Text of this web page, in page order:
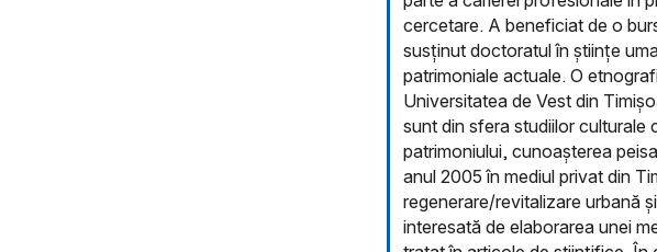
cercetare. A beneficiat de o
susținut doctoratul în științe
patrimoniale actuale. O
Universitatea de Vest din
sunt din sfera studiilor culturale
patrimoniului, cunoașterea
anul 2005 în mediul privat din
regenerare/revitalizare urbană
interesată de elaborarea unei